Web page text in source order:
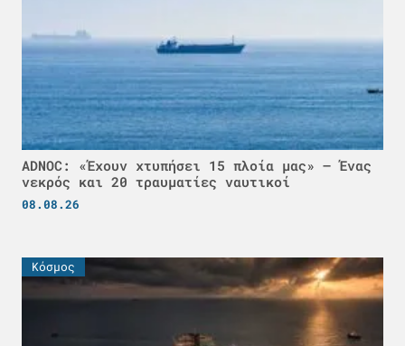
ADNOC: «Έχουν χτυπήσει 15 πλοία μας» – Ένας
νεκρός και 20 τραυματίες ναυτικοί
08.08.26
Κόσμος